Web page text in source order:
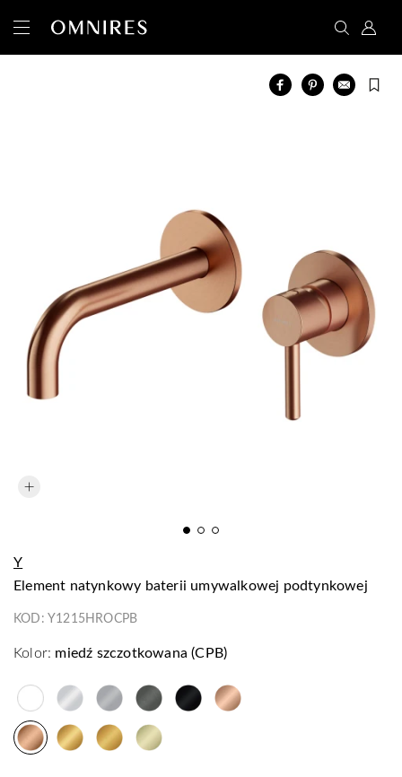
Y
element natynkowy baterii umywalkowej podtynkowej
KOD: Y1215HROCPB
Kolor: miedź szczotkowana (CPB)